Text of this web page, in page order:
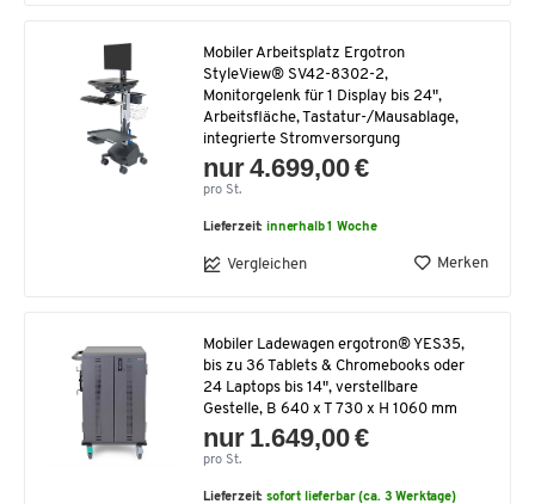
Mobiler Arbeitsplatz Ergotron
StyleView® SV42-8302-2,
Monitorgelenk für 1 Display bis 24",
Arbeitsfläche, Tastatur-/Mausablage,
integrierte Stromversorgung
nur 4.699,00 €
pro St.
Lieferzeit:innerhalb 1 Woche
Vergleichen Merken
Mobiler Ladewagen ergotron® YES35,
bis zu 36 Tablets & Chromebooks oder
24 Laptops bis 14", verstellbare
Gestelle, B 640 x T 730 x H 1060 mm
nur 1.649,00 €
pro St.
Lieferzeit:sofort lieferbar (ca. 3 Werktage)